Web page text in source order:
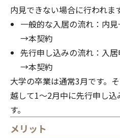
内見できない場合に行われま
一般的な入居の流れ：内
→本契約
先行申し込みの流れ：入
→本契約
大学の卒業は通常3月です。
越して1～2月中に先行申し
す。
メリット